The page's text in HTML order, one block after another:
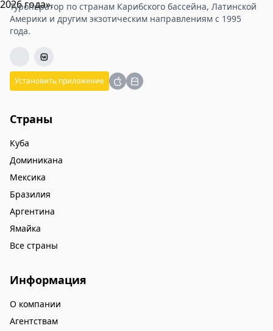
Туроператор по странам Карибского бассейна, Латинской
Америки и другим экзотическим направлениям с 1995
года.
Установить приложение
Страны
Куба
Доминикана
Мексика
Бразилия
Аргентина
Ямайка
Все страны
Информация
О компании
Агентствам